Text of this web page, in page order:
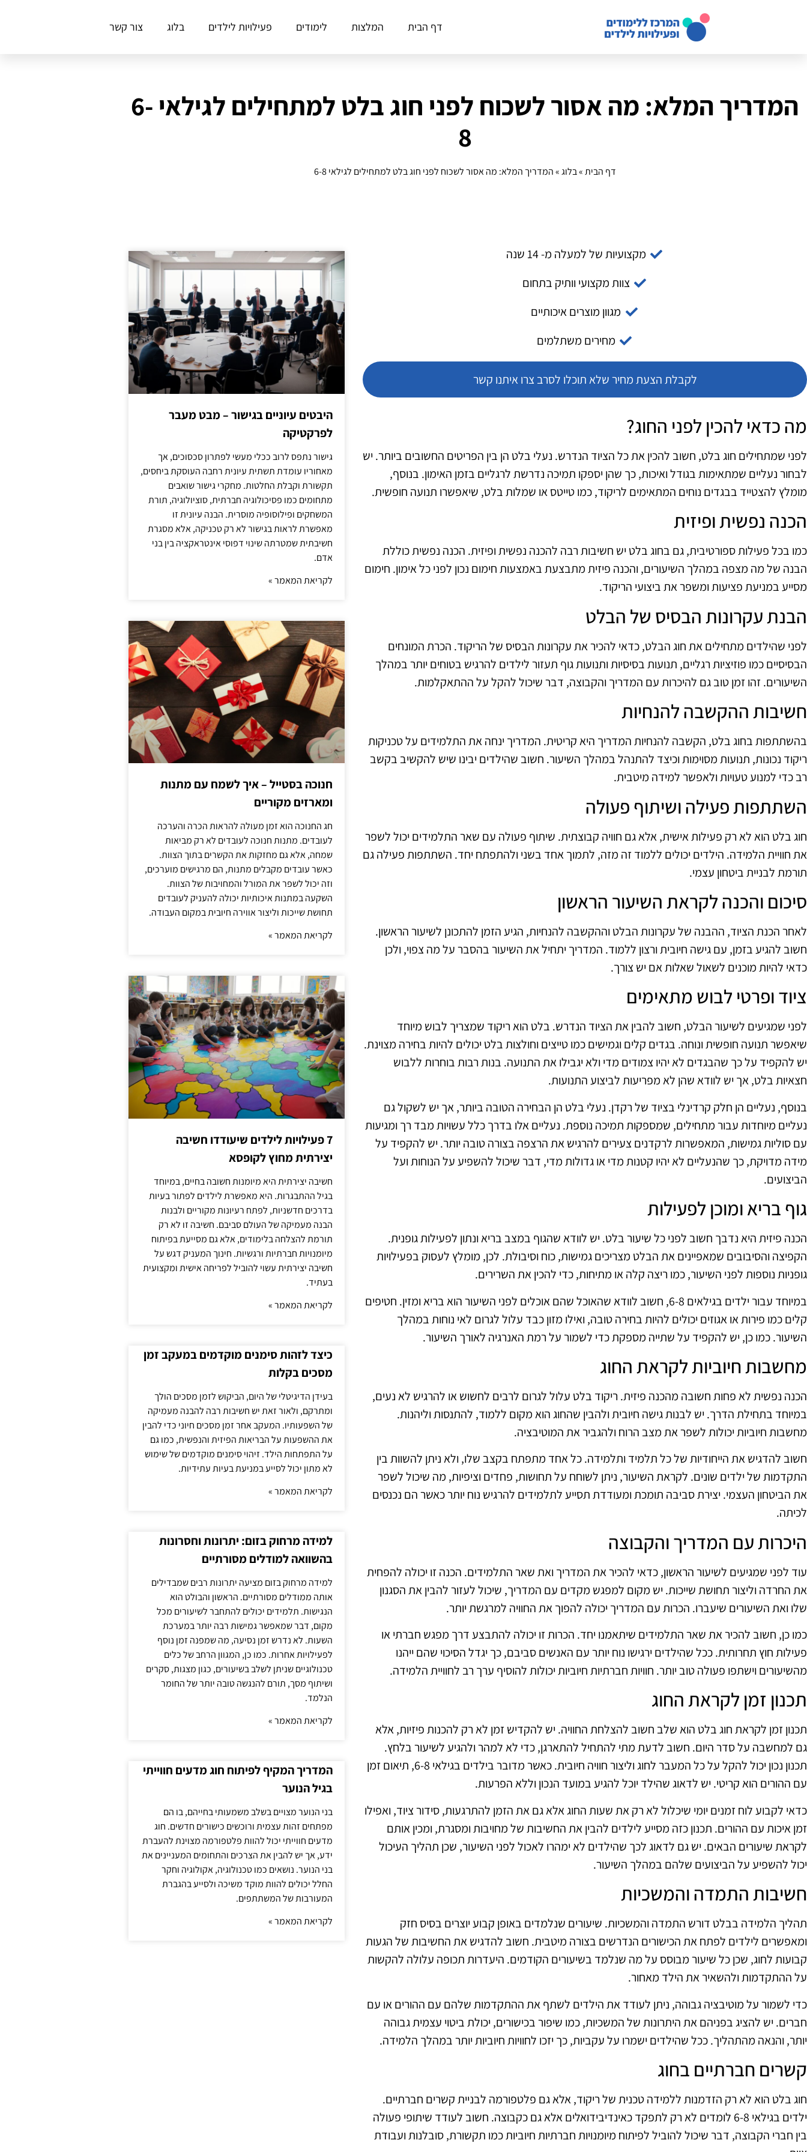
דף הבית המלצות לימודים פעילויות לילדים בלוג צור קשר
המדריך המלא: מה אסור לשכוח לפני חוג בלט למתחילים לגילאי 6-
8
דף הבית»בלוג»המדריך המלא: מה אסור לשכוח לפני חוג בלט למתחילים לגילאי 6-8
מקצועיות של למעלה מ- 14 שנה
צוות מקצועי וותיק בתחום
מגוון מוצרים איכותיים
מחירים משתלמים
לקבלת הצעת מחיר שלא תוכלו לסרב צרו איתנו קשר
מה כדאי להכין לפני החוג?
לפני שמתחילים חוג בלט, חשוב להכין את כל הציוד הנדרש. נעלי בלט הן בין הפריטים החשובים ביותר. יש
לבחור נעליים שמתאימות בגודל ואיכות, כך שהן יספקו תמיכה נדרשת לרגליים בזמן האימון. בנוסף,
מומלץ להצטייד בבגדים נוחים המתאימים לריקוד, כמו טייטס או שמלות בלט, שיאפשרו תנועה חופשית.
הכנה נפשית ופיזית
כמו בכל פעילות ספורטיבית, גם בחוג בלט יש חשיבות רבה להכנה נפשית ופיזית. הכנה נפשית כוללת
הבנה של מה מצפה במהלך השיעורים, והכנה פיזית מתבצעת באמצעות חימום נכון לפני כל אימון. חימום
מסייע במניעת פציעות ומשפר את ביצועי הריקוד.
הבנת עקרונות הבסיס של הבלט
לפני שהילדים מתחילים את חוג הבלט, כדאי להכיר את עקרונות הבסיס של הריקוד. הכרת המונחים
הבסיסיים כמו פוזיציות רגליים, תנועות בסיסיות ותנועות גוף תעזור לילדים להרגיש בטוחים יותר במהלך
השיעורים. זהו זמן טוב גם להיכרות עם המדריך והקבוצה, דבר שיכול להקל על ההתאקלמות.
חשיבות ההקשבה להנחיות
בהשתתפות בחוג בלט, הקשבה להנחיות המדריך היא קריטית. המדריך ינחה את התלמידים על טכניקות
ריקוד נכונות, תנועות מסוימות וכיצד להתנהל במהלך השיעור. חשוב שהילדים יבינו שיש להקשיב בקשב
רב כדי למנוע טעויות ולאפשר למידה מיטבית.
השתתפות פעילה ושיתוף פעולה
חוג בלט הוא לא רק פעילות אישית, אלא גם חוויה קבוצתית. שיתוף פעולה עם שאר התלמידים יכול לשפר
את חוויית הלמידה. הילדים יכולים ללמוד זה מזה, לתמוך אחד בשני ולהתפתח יחד. השתתפות פעילה גם
תורמת לבניית ביטחון עצמי.
סיכום והכנה לקראת השיעור הראשון
לאחר הכנת הציוד, ההבנה של עקרונות הבלט וההקשבה להנחיות, הגיע הזמן להתכונן לשיעור הראשון.
חשוב להגיע בזמן, עם גישה חיובית ורצון ללמוד. המדריך יתחיל את השיעור בהסבר על מה צפוי, ולכן
כדאי להיות מוכנים לשאול שאלות אם יש צורך.
ציוד ופרטי לבוש מתאימים
לפני שמגיעים לשיעור הבלט, חשוב להבין את הציוד הנדרש. בלט הוא ריקוד שמצריך לבוש מיוחד
שיאפשר תנועה חופשית ונוחה. בגדים קלים וגמישים כמו טייצים וחולצות בלט יכולים להיות בחירה מצוינת.
יש להקפיד על כך שהבגדים לא יהיו צמודים מדי ולא יגבילו את התנועה. בנות רבות בוחרות ללבוש
חצאיות בלט, אך יש לוודא שהן לא מפריעות לביצוע התנועות.
בנוסף, נעליים הן חלק קרדינלי בציוד של רקדן. נעלי בלט הן הבחירה הטובה ביותר, אך יש לשקול גם
נעליים מיוחדות עבור מתחילים, שמספקות תמיכה נוספת. נעליים אלו בדרך כלל עשויות מבד רך ומגיעות
עם סוליות גמישות, המאפשרות לרקדנים צעירים להרגיש את הרצפה בצורה טובה יותר. יש להקפיד על
מידה מדויקת, כך שהנעליים לא יהיו קטנות מדי או גדולות מדי, דבר שיכול להשפיע על הנוחות ועל
הביצועים.
גוף בריא ומוכן לפעילות
הכנה פיזית היא נדבך חשוב לפני כל שיעור בלט. יש לוודא שהגוף במצב בריא ונתון לפעילות גופנית.
הקפיצה והסיבובים שמאפיינים את הבלט מצריכים גמישות, כוח וסיבולת. לכן, מומלץ לעסוק בפעילויות
גופניות נוספות לפני השיעור, כמו ריצה קלה או מתיחות, כדי להכין את השרירים.
במיוחד עבור ילדים בגילאים 6-8, חשוב לוודא שהאוכל שהם אוכלים לפני השיעור הוא בריא ומזין. חטיפים
קלים כמו פירות או אגוזים יכולים להיות בחירה טובה, ואילו מזון כבד עלול לגרום לאי נוחות במהלך
השיעור. כמו כן, יש להקפיד על שתייה מספקת כדי לשמור על רמת האנרגיה לאורך השיעור.
מחשבות חיוביות לקראת החוג
הכנה נפשית לא פחות חשובה מהכנה פיזית. ריקוד בלט עלול לגרום לרבים לחשוש או להרגיש לא נעים,
במיוחד בתחילת הדרך. יש לבנות גישה חיובית ולהבין שהחוג הוא מקום ללמוד, להתנסות וליהנות.
מחשבות חיוביות יכולות לשפר את מצב הרוח ולהגביר את המוטיבציה.
חשוב להדגיש את הייחודיות של כל תלמיד ותלמידה. כל אחד מתפתח בקצב שלו, ולא ניתן להשוות בין
התקדמות של ילדים שונים. לקראת השיעור, ניתן לשוחח על תחושות, פחדים וציפיות, מה שיכול לשפר
את הביטחון העצמי. יצירת סביבה תומכת ומעודדת תסייע לתלמידים להרגיש נוח יותר כאשר הם נכנסים
לכיתה.
היכרות עם המדריך והקבוצה
עוד לפני שמגיעים לשיעור הראשון, כדאי להכיר את המדריך ואת שאר התלמידים. הכנה זו יכולה להפחית
את החרדה וליצור תחושת שייכות. יש מקום למפגש מקדים עם המדריך, שיכול לעזור להבין את הסגנון
שלו ואת השיעורים שיעברו. הכרות עם המדריך יכולה להפוך את החוויה למרגשת יותר.
כמו כן, חשוב להכיר את שאר התלמידים שיתאמנו יחד. הכרות זו יכולה להתבצע דרך מפגש חברתי או
פעילות חוץ תחרותית. ככל שהילדים ירגישו נוח יותר עם האנשים סביבם, כך יגדל הסיכוי שהם ייהנו
מהשיעורים וישתפו פעולה טוב יותר. חוויות חברתיות חיוביות יכולות להוסיף ערך רב לחוויית הלמידה.
תכנון זמן לקראת החוג
תכנון זמן לקראת חוג בלט הוא שלב חשוב להצלחת החוויה. יש להקדיש זמן לא רק להכנות פיזיות, אלא
גם למחשבה על סדר היום. חשוב לדעת מתי להתחיל להתארגן, כדי לא למהר ולהגיע לשיעור בלחץ.
תכנון נכון יכול להקל על כל המעבר לחוג וליצור חוויה חיובית. כאשר מדובר בילדים בגילאי 6-8, תיאום זמן
עם ההורים הוא קריטי. יש לדאוג שהילד יוכל להגיע במועד הנכון וללא הפרעות.
כדאי לקבוע לוח זמנים יומי שיכלול לא רק את שעות החוג אלא גם את הזמן להתרגעות, סידור ציוד, ואפילו
זמן איכות עם ההורים. תכנון כזה מסייע לילדים להבין את החשיבות של מחויבות ומסגרת, ומכין אותם
לקראת שיעורים הבאים. יש גם לדאוג לכך שהילדים לא ימהרו לאכול לפני השיעור, שכן תהליך העיכול
יכול להשפיע על הביצועים שלהם במהלך השיעור.
חשיבות התמדה והמשכיות
תהליך הלמידה בבלט דורש התמדה והמשכיות. שיעורים שנלמדים באופן קבוע יוצרים בסיס חזק
ומאפשרים לילדים לפתח את הכישורים הנדרשים בצורה מיטבית. חשוב להדגיש את החשיבות של הגעות
קבועות לחוג, שכן כל שיעור מבוסס על מה שנלמד בשיעורים הקודמים. היעדרות תכופה עלולה להקשות
על ההתקדמות ולהשאיר את הילד מאחור.
כדי לשמור על מוטיבציה גבוהה, ניתן לעודד את הילדים לשתף את ההתקדמות שלהם עם ההורים או עם
חברים. יש להציג בפניהם את היתרונות של המשכיות, כמו שיפור בכישורים, יכולת ביטוי עצמית גבוהה
יותר, והנאה מהתהליך. ככל שהילדים ישמרו על עקביות, כך יזכו לחוויות חיוביות יותר במהלך הלמידה.
קשרים חברתיים בחוג
חוג בלט הוא לא רק הזדמנות ללמידה טכנית של ריקוד, אלא גם פלטפורמה לבניית קשרים חברתיים.
ילדים בגילאי 6-8 לומדים לא רק לתפקד כאינדיבידואלים אלא גם כקבוצה. חשוב לעודד שיתופי פעולה
בין חברי הקבוצה, דבר שיכול להוביל לפיתוח מיומנויות חברתיות חיוביות כמו תקשורת, סובלנות ועבודת
היבטים עיוניים בגישור – מבט מעבר
לפרקטיקה
גישור נתפס לרוב ככלי מעשי לפתרון סכסוכים, אך
מאחוריו עומדת תשתית עיונית רחבה העוסקת ביחסים,
תקשורת וקבלת החלטות. מחקרי גישור שואבים
מתחומים כמו פסיכולוגיה חברתית, סוציולוגיה, תורת
המשחקים ופילוסופיה מוסרית. הבנה עיונית זו
מאפשרת לראות בגישור לא רק טכניקה, אלא מסגרת
חשיבתית שמטרתה שינוי דפוסי אינטראקציה בין בני
אדם.
לקריאת המאמר »
חנוכה בסטייל – איך לשמח עם מתנות
ומארזים מקוריים
חג החנוכה הוא זמן מעולה להראות הכרה והערכה
לעובדים. מתנות חנוכה לעובדים לא רק מביאות
שמחה, אלא גם מחזקות את הקשרים בתוך הצוות.
כאשר עובדים מקבלים מתנות, הם מרגישים מוערכים,
וזה יכול לשפר את המורל והמחויבות של הצוות.
השקעה במתנות איכותיות יכולה להעניק לעובדים
תחושת שייכות וליצור אווירה חיובית במקום העבודה.
לקריאת המאמר »
7 פעילויות לילדים שיעודדו חשיבה
יצירתית מחוץ לקופסא
חשיבה יצירתית היא מיומנות חשובה בחיים, במיוחד
בגיל ההתבגרות. היא מאפשרת לילדים לפתור בעיות
בדרכים חדשניות, לפתח רעיונות מקוריים ולבנות
הבנה מעמיקה של העולם סביבם. חשיבה זו לא רק
תורמת להצלחה בלימודים, אלא גם מסייעת בפיתוח
מיומנויות חברתיות ורגשיות. חינוך המעניק דגש על
חשיבה יצירתית עשוי להוביל לפריחה אישית ומקצועית
בעתיד.
לקריאת המאמר »
כיצד לזהות סימנים מוקדמים במעקב זמן
מסכים בקלות
בעידן הדיגיטלי של היום, הביקוש לזמן מסכים הולך
ומתרקם, ולאור זאת יש חשיבות רבה להבנה מעמיקה
של השפעותיו. המעקב אחר זמן מסכים חיוני כדי להבין
את ההשפעות על הבריאות הפיזית והנפשית, כמו גם
על התפתחות הילד. זיהוי סימנים מוקדמים של שימוש
לא מתון יכול לסייע במניעת בעיות עתידיות.
לקריאת המאמר »
למידה מרחוק בזום: יתרונות וחסרונות
בהשוואה למודלים מסורתיים
למידה מרחוק בזום מציעה יתרונות רבים שמבדילים
אותה ממודלים מסורתיים. הראשון והבולט הוא
הנגישות. תלמידים יכולים להתחבר לשיעורים מכל
מקום, דבר שמאפשר גמישות רבה יותר במערכת
השעות. לא נדרש זמן נסיעה, מה שמפנה זמן נוסף
לפעילויות אחרות. כמו כן, המגוון הרחב של כלים
טכנולוגיים שניתן לשלב בשיעורים, כגון מצגות, סקרים
ושיתוף מסך, תורם להנגשה טובה יותר של החומר
הנלמד.
לקריאת המאמר »
המדריך המקיף לפיתוח חוג מדעים חווייתי
בגיל הנוער
בני הנוער מצויים בשלב משמעותי בחייהם, בו הם
מפתחים זהות עצמית ורוכשים כישורים חדשים. חוג
מדעים חווייתי יכול להוות פלטפורמה מצוינת להעברת
ידע, אך יש להבין את הצרכים והתחומים המעניינים את
בני הנוער. נושאים כמו טכנולוגיה, אקולוגיה וחקר
החלל יכולים להוות מוקד משיכה ולסייע בהגברת
המעורבות של המשתתפים.
לקריאת המאמר »